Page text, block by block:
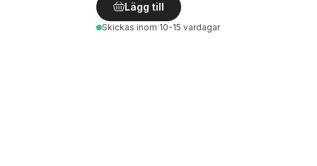
Lägg till
Skickas inom 10-15 vardagar